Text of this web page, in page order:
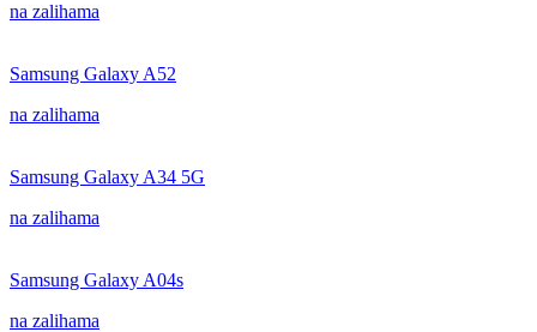
na zalihama
Samsung Galaxy A52
na zalihama
Samsung Galaxy A34 5G
na zalihama
Samsung Galaxy A04s
na zalihama